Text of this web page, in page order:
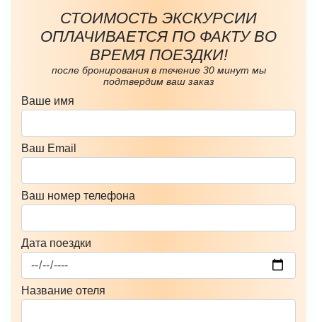
СТОИМОСТЬ ЭКСКУРСИИ
ОПЛАЧИВАЕТСЯ ПО ФАКТУ ВО
ВРЕМЯ ПОЕЗДКИ!
после бронирования в течение 30 минут мы
подтвердим ваш заказ
Ваше имя
Ваш Email
Ваш номер телефона
Дата поездки
Название отеля